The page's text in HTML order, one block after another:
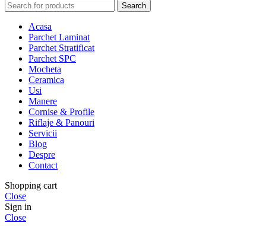
Search
Acasa
Parchet Laminat
Parchet Stratificat
Parchet SPC
Mocheta
Ceramica
Usi
Manere
Cornise & Profile
Riflaje & Panouri
Servicii
Blog
Despre
Contact
Shopping cart
Close
Sign in
Close